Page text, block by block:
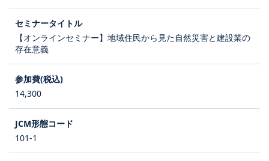
【オンラインセミナー】地域住民から見た自然災害と建設業の
存在意義
14,300
101-1